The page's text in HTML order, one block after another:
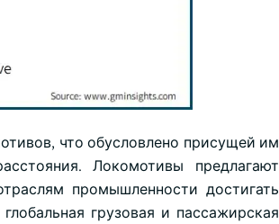
что обусловлено присущей им
Локомотивы предлагают
промышленности достигать
грузовая и пассажирская